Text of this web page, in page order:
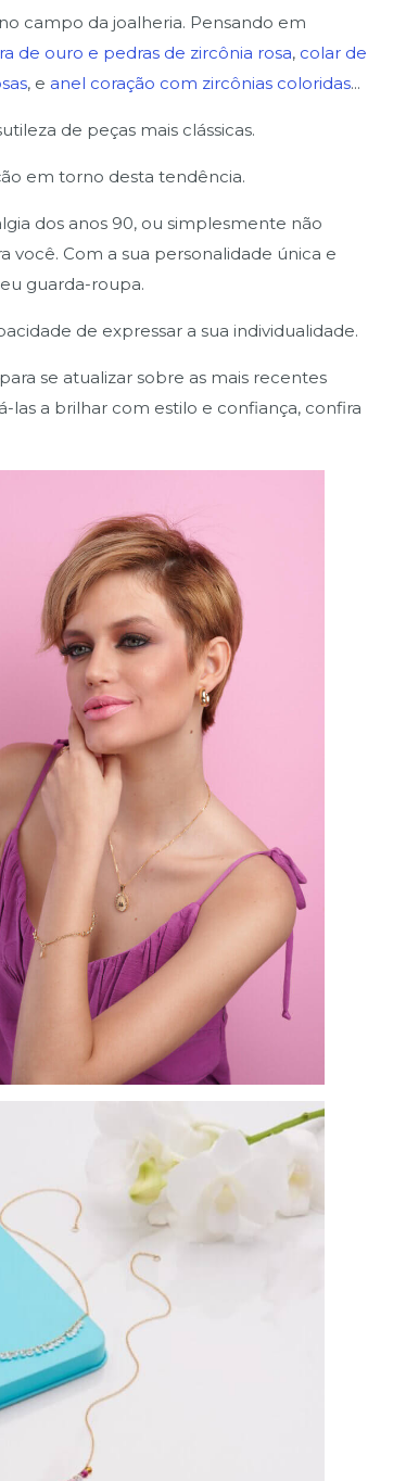
campo da joalheria. Pensando em
de ouro e pedras de zircônia rosa, colar de
, e anel coração com zircônias coloridas...
de peças mais clássicas.
em torno desta tendência.
dos anos 90, ou simplesmente não
você. Com a sua personalidade única e
guarda-roupa.
de expressar a sua individualidade.
para se atualizar sobre as mais recentes
las a brilhar com estilo e confiança, confira